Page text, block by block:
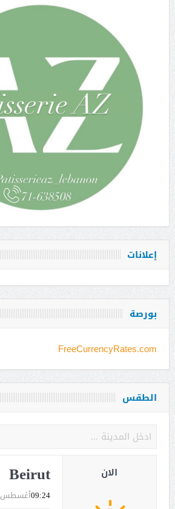
إعلانات
بورصة
FreeCurrencyRates.com
الطقس
Beirut
أغسطس0609:24
الان